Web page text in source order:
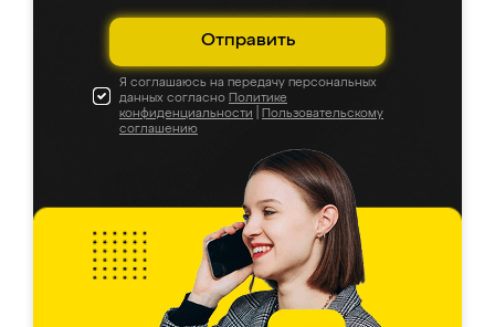
Отправить
Я соглашаюсь на передачу персональных
данных согласно Политике
конфиденциальности
Пользовательскому
соглашению